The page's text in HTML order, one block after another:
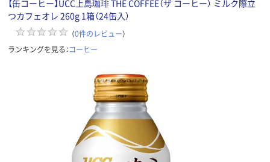
【缶コーヒー】UCC上島珈琲 THE COFFEE（ザ コーヒー） ミルク際立
つカフェオレ 260g 1箱（24缶入）
（0件のレビュー）
ランキングを見る：コーヒー